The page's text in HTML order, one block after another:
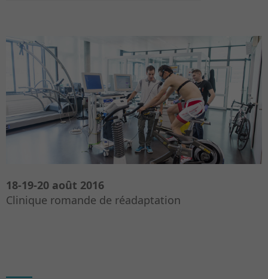
18-19-20 août 2016
Clinique romande de réadaptation